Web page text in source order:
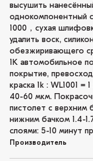
высушить
однокомпонентный
1000，сухая
удалить воск,
обезжиривающего
1K автомобильное
покрытие,
краска 1k : WL1001 =
40-60 мкм.
пистолет с верхним
нижним бачком 1.4-
слоями: 5-10 минут
Производитель